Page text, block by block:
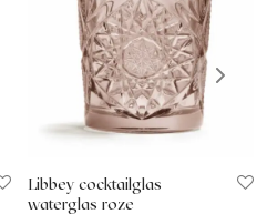
Libbey cocktailglas
waterglas roze